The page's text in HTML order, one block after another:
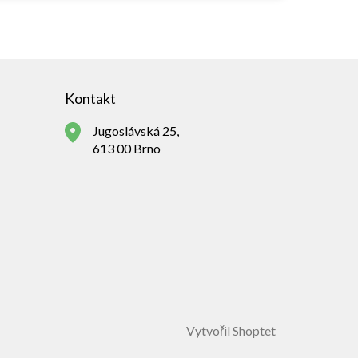
Kontakt
Jugoslávská 25,
613 00 Brno
Vytvořil Shoptet